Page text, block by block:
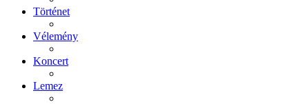
Történet
Vélemény
Koncert
Lemez